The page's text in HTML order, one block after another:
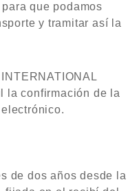
que podamos
y tramitar así la
la confirmación de la
de dos años desde la